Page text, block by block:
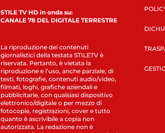
STILE TV HD in onda su:
CANALE 78 DEL DIGITALE TERRESTRE
La riproduzione dei contenuti
giornalistici della testata STILETV è
riservata. Pertanto, è vietata la
riproduzione e l’uso, anche parziale, di
testi, fotografie, contenuti audio/video,
filmati, loghi, grafiche aziendali e
pubblicitarie, con qualsiasi dispositivo
elettronico/digitale o per mezzo di
fotocopie, registrazioni, cover e tutto
quanto è ascrivibile a copia non
autorizzata. La redazione non è